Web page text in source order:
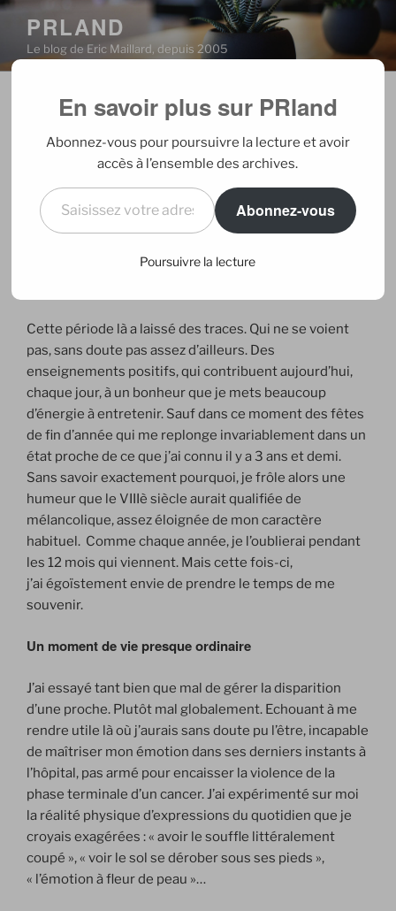
Aller
contenu
principal
PRLAND
Le blog de Eric Maillard, depuis 2005
PUBLIÉ
01/01/2013 PARERIC
Sans filtre
plonger dans l’incapacité totale de mettre de filtres,
ceux qui rendent notre vie en société gérable. Ces
chaque instant, naturellement, nous protégeant d’une
Cette période là a laissé des traces. Qui ne se voient
pas, sans doute pas assez d’ailleurs. Des
enseignements positifs, qui contribuent aujourd’hui,
chaque jour, à un bonheur que je mets beaucoup
d’énergie à entretenir. Sauf dans ce moment des fêtes
de fin d’année qui me replonge invariablement dans un
état proche de ce que j’ai connu il y a 3 ans et demi.
Sans savoir exactement pourquoi, je frôle alors une
humeur que le VIIIè siècle aurait qualifiée de
mélancolique, assez éloignée de mon caractère
habituel. Comme chaque année, je l’oublierai pendant
les 12 mois qui viennent. Mais cette fois-ci,
j’ai égoïstement envie de prendre le temps de me
souvenir.
Un moment de vie presque ordinaire
J’ai essayé tant bien que mal de gérer la disparition
d’une proche. Plutôt mal globalement. Echouant à me
rendre utile là où j’aurais sans doute pu l’être, incapable
de maîtriser mon émotion dans ses derniers instants à
l’hôpital, pas armé pour encaisser la violence de la
phase terminale d’un cancer. J’ai expérimenté sur moi
la réalité physique d’expressions du quotidien que je
croyais exagérées : « avoir le souffle littéralement
coupé », « voir le sol se dérober sous ses pieds »,
« l’émotion à fleur de peau »…
En savoir plus sur PRland
Abonnez-vous pour poursuivre la lecture et avoir
accès à l’ensemble des archives.
Saisissez votre adresse e-mail…
Abonnez-vous
Poursuivre la lecture